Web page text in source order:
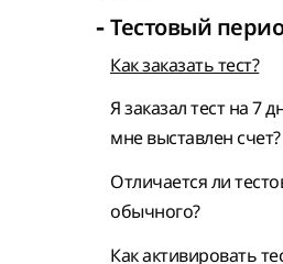
- Тестовый
Как заказать тест?
Я заказал тест на 7
мне выставлен счет?
Отличается ли
обычного?
Как активировать